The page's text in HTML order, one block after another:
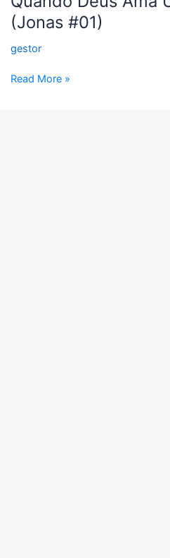
(Jonas #01)
gestor
Deus
Ama
Cidade
#01)
Read More »